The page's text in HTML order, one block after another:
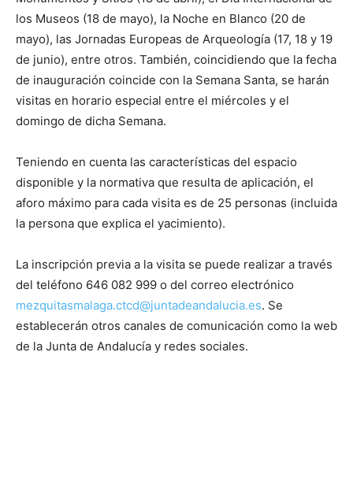
los Museos (18 de mayo), la Noche en Blanco (20 de
mayo), las Jornadas Europeas de Arqueología (17, 18 y 19
de junio), entre otros. También, coincidiendo que la fecha
de inauguración coincide con la Semana Santa, se harán
visitas en horario especial entre el miércoles y el
domingo de dicha Semana.
Teniendo en cuenta las características del espacio
disponible y la normativa que resulta de aplicación, el
aforo máximo para cada visita es de 25 personas (incluida
la persona que explica el yacimiento).
La inscripción previa a la visita se puede realizar a través
del teléfono 646 082 999 o del correo electrónico
mezquitasmalaga.ctcd@juntadeandalucia.es. Se
establecerán otros canales de comunicación como la web
de la Junta de Andalucía y redes sociales.